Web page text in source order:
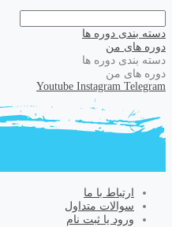
دسته بندی دوره ها
دوره های من
دسته بندی دوره ها
دوره های من
Youtube Instagram Telegram
ارتباط با ما
سوالات متداول
ورود یا ثبت نام